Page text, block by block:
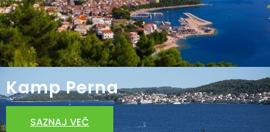
REZERVIRAJ
POŠLJITE ZAHTEVO
Kamp Perna
SAZNAJ VEČ